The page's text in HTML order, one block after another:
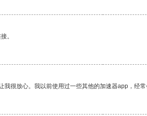
。
很放心。我以前使用过一些其他的加速器app，经